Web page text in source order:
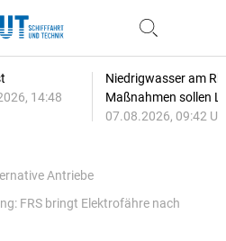
14:48
Niedrigwasser am
Maßnahmen sollen
07.08.2026, 09:42
Antriebe
FRS bringt Elektrofähre nach